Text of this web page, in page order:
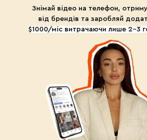
Знімай відео на телефон,
від брендів та заробляй
$1000/міс витрачаючи лише 2-3